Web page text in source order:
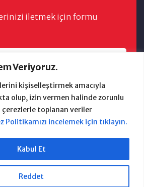
Veriyoruz.
kişiselleştirmek amacıyla
olup, izin vermen halinde zorunlu
toplanan veriler
Politikamızı incelemek için tıklayın.
Reddet
Kabul Et
iletmek için formu
Belediyesi Bilgi İşlem
E-Belediye
İletişim
Dökümanlar